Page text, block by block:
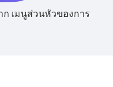
ก เมนูส่วนหัวของการ